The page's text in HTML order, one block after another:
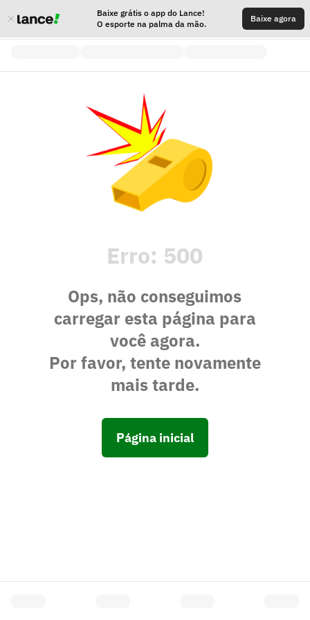
Baixe grátis o app do Lance!
O esporte na palma da mão.
Baixe agora
Erro: 500
Ops, não conseguimos
carregar esta página para
você agora.
Por favor, tente novamente
mais tarde.
Página inicial